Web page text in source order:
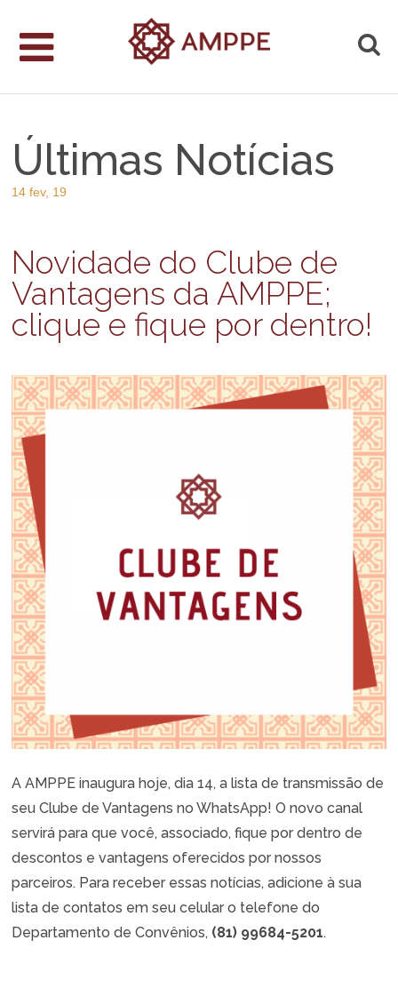
Últimas Notícias
14 fev, 19
Novidade do Clube de
Vantagens da AMPPE;
clique e fique por dentro!
A AMPPE inaugura hoje, dia 14, a lista de transmissão de
seu Clube de Vantagens no WhatsApp! O novo canal
servirá para que você, associado, fique por dentro de
descontos e vantagens oferecidos por nossos
parceiros. Para receber essas notícias, adicione à sua
lista de contatos em seu celular o telefone do
Departamento de Convênios, (81) 99684-5201.